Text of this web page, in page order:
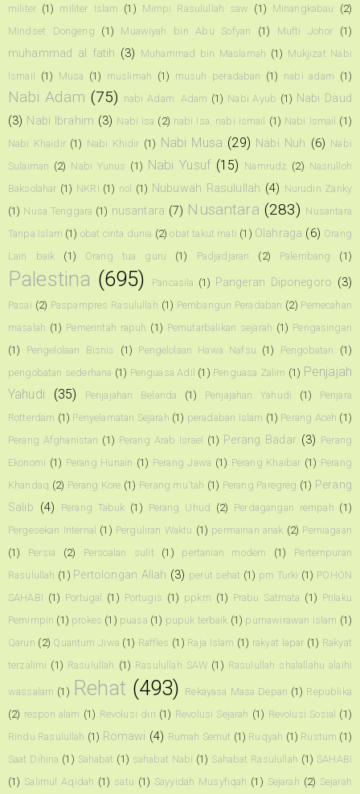
militer (1) militer Islam (1) Mimpi Rasulullah saw (1) Minangkabau
(2)
Mindset Dongeng
(1) Muawiyah bin Abu Sofyan (1) Mufti Johor (1)
muhammad al fatih (3) Muhammad bin Maslamah (1) Mukjizat Nabi
Ismail
(1) Musa (1) muslimah (1) musuh peradaban (1) nabi adam (1)
Nabi Adam (75) nabi Adam. Adam (1) Nabi Ayub (1) Nabi Daud
(3) Nabi Ibrahim (3) Nabi Isa (2) nabi Isa. nabi ismail (1) Nabi Ismail (1)
Nabi Khaidir (1) Nabi Khidir (1) Nabi Musa (29) Nabi Nuh (6) Nabi
Sulaiman (2) Nabi Yunus (1) Nabi Yusuf (15) Namrudz (2) Nasrulloh
Baksolahar (1) NKRI (1) nol (1) Nubuwah Rasulullah (4) Nurudin Zanky
(1) Nusa Tenggara (1) nusantara (7) Nusantara (283) Nusantara
Tanpa Islam (1) obat cinta dunia (2) obat takut mati (1) Olahraga (6) Orang
Lain baik
(1) Orang tua guru (1) Padjadjaran (2) Palembang (1)
Palestina (695) Pancasila (1) Pangeran Diponegoro (3)
Pasai (2) Paspampres Rasulullah (1) Pembangun Peradaban (2) Pemecahan
masalah (1) Pemerintah rapuh (1) Pemutarbalikan sejarah (1) Pengasingan
(1)
Pengelolaan Bisnis (1) Pengelolaan Hawa Nafsu (1) Pengobatan
(1)
pengobatan sederhana (1) Penguasa Adil (1) Penguasa Zalim (1) Penjajah
Yahudi
(35) Penjajahan Belanda (1) Penjajahan Yahudi (1)
Penjara
Rotterdam (1) Penyelamatan Sejarah (1) peradaban Islam (1) Perang Aceh (1)
Perang Afghanistan (1) Perang Arab Israel (1) Perang Badar (3) Perang
Ekonomi (1) Perang Hunain (1) Perang Jawa (1) Perang Khaibar (1) Perang
Khandaq (2) Perang Kore (1) Perang mu'tah (1) Perang Paregreg (1) Perang
Salib (4) Perang Tabuk (1) Perang Uhud (2) Perdagangan rempah (1)
Pergesekan Internal (1) Perguliran Waktu (1) permainan anak (2) Perniagaan
(1)
Persia (2) Persoalan sulit (1) pertanian modern (1)
Pertempuran
Rasulullah (1) Pertolongan Allah (3) perut sehat (1) pm Turki (1) POHON
SAHABI (1) Portugal (1) Portugis (1) ppkm (1) Prabu Satmata (1) Prilaku
Pemimpin (1) prokes (1) puasa (1) pupuk terbaik (1) purnawirawan Islam (1)
Qarun (2) Quantum Jiwa (1) Raffles (1) Raja Islam (1) rakyat lapar (1) Rakyat
terzalimi (1) Rasulullah (1) Rasulullah SAW (1) Rasulullah shalallahu alaihi
wassalam (1) Rehat (493) Rekayasa Masa Depan (1) Republika
(2) respon alam (1) Revolusi diri (1) Revolusi Sejarah (1) Revolusi Sosial (1)
Rindu Rasulullah (1) Romawi (4) Rumah Semut (1) Ruqyah (1) Rustum (1)
Saat Dihina (1) Sahabat (1) sahabat Nabi (1) Sahabat Rasulullah (1) SAHABI
(1) Salimul Aqidah (1) satu (1) Sayyidah Musyfiqah (1) Sejarah (2) Sejarah